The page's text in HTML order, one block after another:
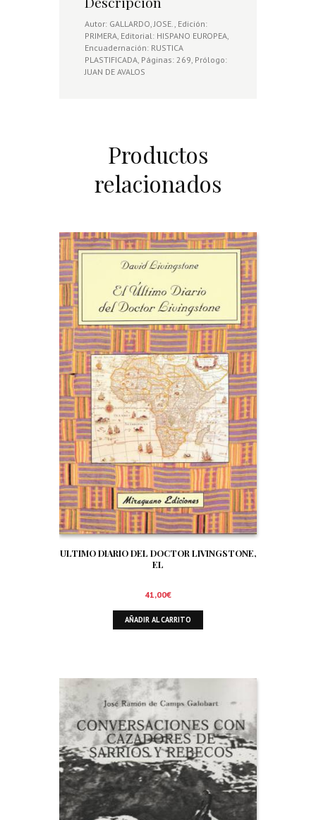
Autor: GALLARDO, JOSE., Edición:
PRIMERA, Editorial: HISPANO EUROPEA,
Encuadernación: RUSTICA
PLASTIFICADA, Páginas: 269, Prólogo:
JUAN DE AVALOS
Productos
relacionados
ULTIMO DIARIO DEL DOCTOR LIVINGSTONE,
EL
41,00€
AÑADIR AL CARRITO